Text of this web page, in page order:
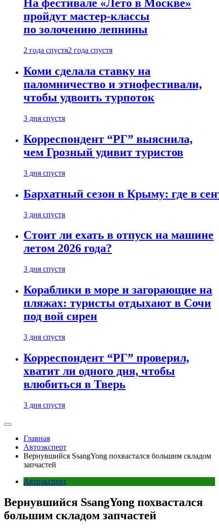
На фестивале «Лето в Москве»
пройдут мастер-классы
по золочению лепнины
2 года спустя2 года спустя
Коми сделала ставку на
паломничество и этнофестивали,
чтобы удвоить турпоток
3 дня спустя
Корреспондент “РГ” выяснила,
чем Грозный удивит туристов
3 дня спустя
Бархатный сезон в Крыму: где в
3 дня спустя
Стоит ли ехать в отпуск на машине
летом 2026 года?
3 дня спустя
Кораблики в море и загорающие на
пляжах: туристы отдыхают в Сочи
под вой сирен
3 дня спустя
Корреспондент “РГ” проверил,
хватит ли одного дня, чтобы
влюбиться в Тверь
3 дня спустя
Главная
Автоэксперт
Вернувшийся SsangYong похвастался большим складом
запчастей
Автоэксперт
Вернувшийся SsangYong похвастался
большим складом запчастей